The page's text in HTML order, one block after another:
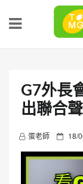
G7外長
出聯合
蛋老師
P
o
t
18/